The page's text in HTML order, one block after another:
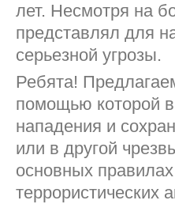
лет. Несмотря на
представлял для
серьезной угрозы.
Ребята!
помощью которой
нападения и
или в другой
основных
террористических